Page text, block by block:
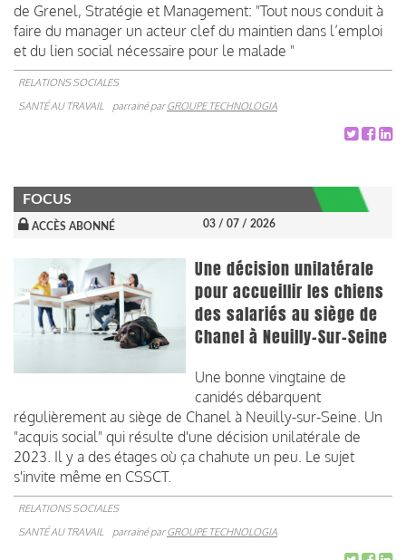
de Grenel, Stratégie et Management: "Tout nous conduit à
faire du manager un acteur clef du maintien dans l’emploi
et du lien social nécessaire pour le malade "
RELATIONS SOCIALES
SANTÉ AU TRAVAIL
parrainé parGROUPE TECHNOLOGIA
FOCUS
ACCÈS ABONNÉ 03 / 07 / 2026
Une décision unilatérale
pour accueillir les chiens
des salariés au siège de
Chanel à Neuilly-Sur-Seine
Une bonne vingtaine de
canidés débarquent
régulièrement au siège de Chanel à Neuilly-sur-Seine. Un
"acquis social" qui résulte d'une décision unilatérale de
2023. Il y a des étages où ça chahute un peu. Le sujet
s'invite même en CSSCT.
RELATIONS SOCIALES
SANTÉ AU TRAVAIL
parrainé parGROUPE TECHNOLOGIA